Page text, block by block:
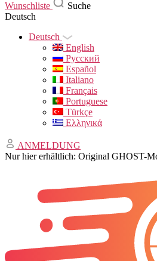
Wunschliste
Suche
Deutsch
Deutsch
English
Русский
Español
Italiano
Français
Portuguese
Türkçe
Ελληνικά
ANMELDUNG
Nur hier erhältlich: Original GHOST-